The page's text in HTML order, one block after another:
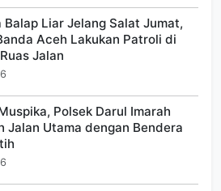
Balap Liar Jelang Salat Jumat,
Aceh Lakukan Patroli di
Jalan
Polsek Darul Imarah
Jalan Utama dengan Bendera